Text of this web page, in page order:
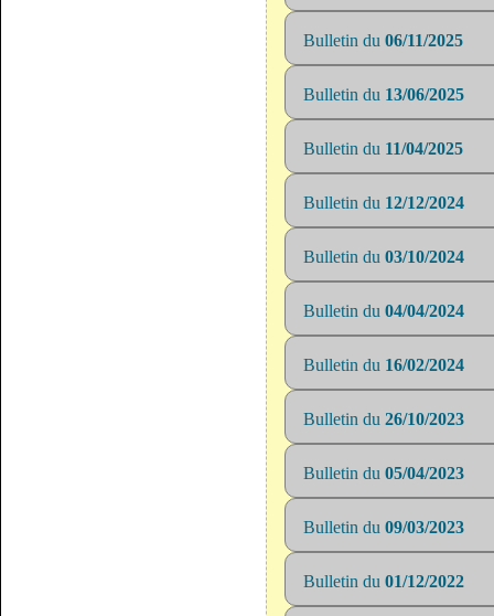
Bulletin du 06/11/2025
Bulletin du 13/06/2025
Bulletin du 11/04/2025
Bulletin du 12/12/2024
Bulletin du 03/10/2024
Bulletin du 04/04/2024
Bulletin du 16/02/2024
Bulletin du 26/10/2023
Bulletin du 05/04/2023
Bulletin du 09/03/2023
Bulletin du 01/12/2022